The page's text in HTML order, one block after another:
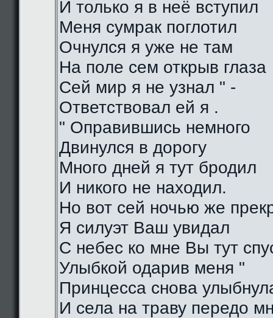
И только я в неё вступил
Меня сумрак поглотил
Очнулся я уже не там
На поле сем открыв глаза
Сей мир я не узнал " -
Ответствовал ей я .
" Оправившись немного
Двинулся в дорогу
Много дней я тут бродил
И никого не находил.
Но вот сей ночью же
Я силуэт Ваш увидал
С небес ко мне Вы тут
Улыбкой одарив меня "
Принцесса снова
И села на траву передо